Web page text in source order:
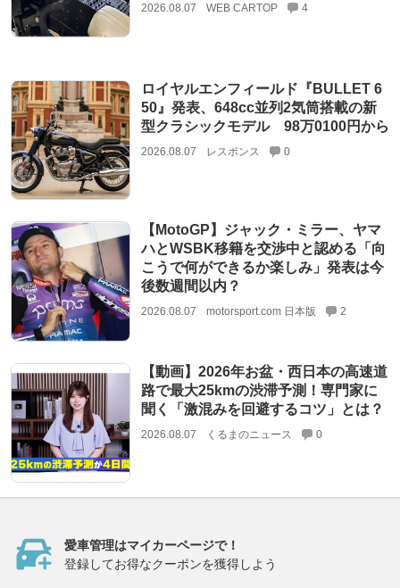
2026.08.07 WEB CARTOP 4
ロイヤルエンフィールド『BULLET 6
50』発表、648cc並列2気筒搭載の新
型クラシックモデル 98万0100円から
2026.08.07 レスポンス 0
【MotoGP】ジャック・ミラー、ヤマ
ハとWSBK移籍を交渉中と認める「向
こうで何ができるか楽しみ」発表は今
後数週間以内？
2026.08.07 motorsport.com 日本版 2
【動画】2026年お盆・西日本の高速道
路で最大25kmの渋滞予測！専門家に
聞く「激混みを回避するコツ」とは？
2026.08.07 くるまのニュース 0
愛車管理はマイカーページで！
登録してお得なクーポンを獲得しよう